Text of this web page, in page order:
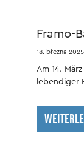
Framo-
18. března 2025
Am 14.
lebendiger